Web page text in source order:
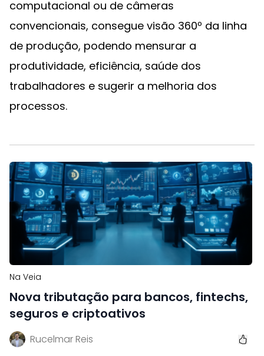
computacional ou de câmeras
convencionais, consegue visão 360º da linha
de produção, podendo mensurar a
produtividade, eficiência, saúde dos
trabalhadores e sugerir a melhoria dos
processos.
Na Veia
Nova tributação para bancos, fintechs,
seguros e criptoativos
Rucelmar Reis